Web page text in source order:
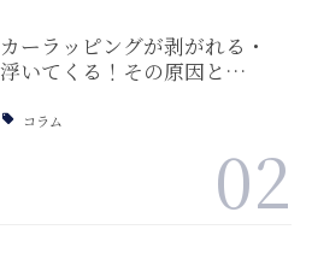
カーラッピングが剥がれる・
浮いてくる！その原因と…
コラム
02